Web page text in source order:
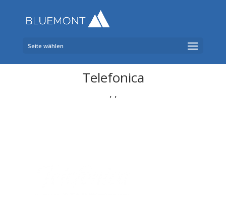
Seite wählen
Telefonica
, ,